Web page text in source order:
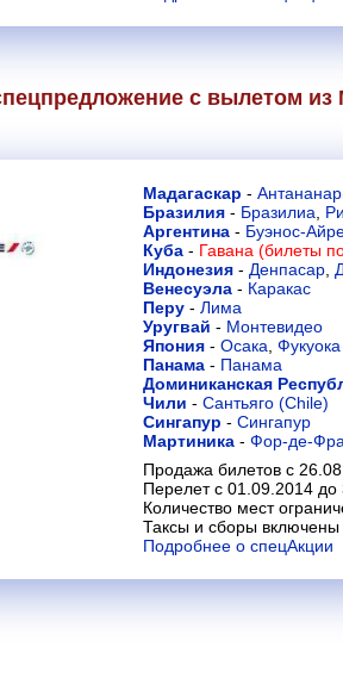
с вылетом из
Мадагаскар -
Бразилия - Бразилиа
Аргентина - Буэнос-
Куба - Гавана (билеты
Индонезия - Денпасар
Венесуэла - Каракас
Перу - Лима
Уругвай - Монтевидео
Япония - Осака Фукуока
Панама - Панама
Доминиканская
Чили - Сантьяго (Chile)
Сингапур - Сингапур
Мартиника - Фор-де-
Продажа билетов с
Перелет с 01.09.2014 до
Количество мест
Таксы и сборы включены
Подробнее о спецАкции